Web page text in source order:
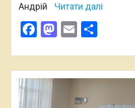
Андрій
Читати далі
Facebook
Mastodon
Email